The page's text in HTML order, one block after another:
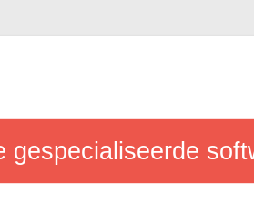
gespecialiseerde